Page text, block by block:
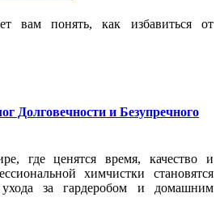
вам понять, как избавиться от
Долговечности и Безупречного
где ценятся время, качество и
химчистки становятся
за гардеробом и домашним